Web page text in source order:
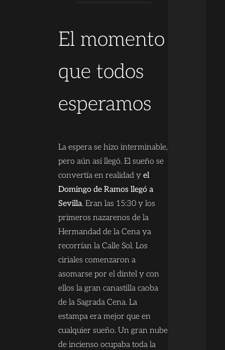
El momento
que todos
esperamos
La espera se hizo interminable,
pero aún así llegó. El sueño se
convertía en realidad y el
Domingo de Ramos llegó a
Sevilla. Eran las 15:30 y los
primeros nazarenos de la
Hermandad de la Cena ya
recorrían la Calle Sol. Los
ciriales comenzaron a
asomarse por el dintel y con
ellos la gran canastilla caoba
de la Sagrada Cena. La
estampa era mejor que en
cualquier sueño. Un gran nube
de incienso ocupaba toda la